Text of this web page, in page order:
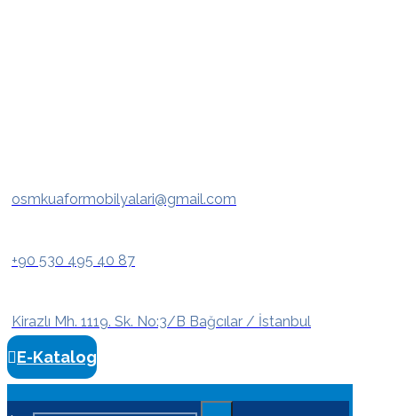
osmkuaformobilyalari@gmail.com
+90 530 495 40 87
Kirazlı Mh. 1119. Sk. No:3/B Bağcılar / İstanbul
E-Katalog